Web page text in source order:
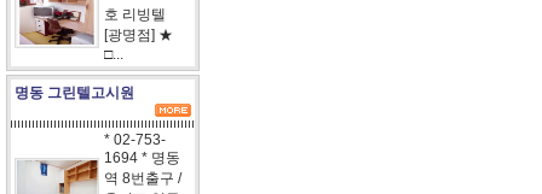
호 리빙텔
[광명점] ★
□...
명동 그린텔고시원
* 02-753-
1694 * 명동
역 8번출구 /